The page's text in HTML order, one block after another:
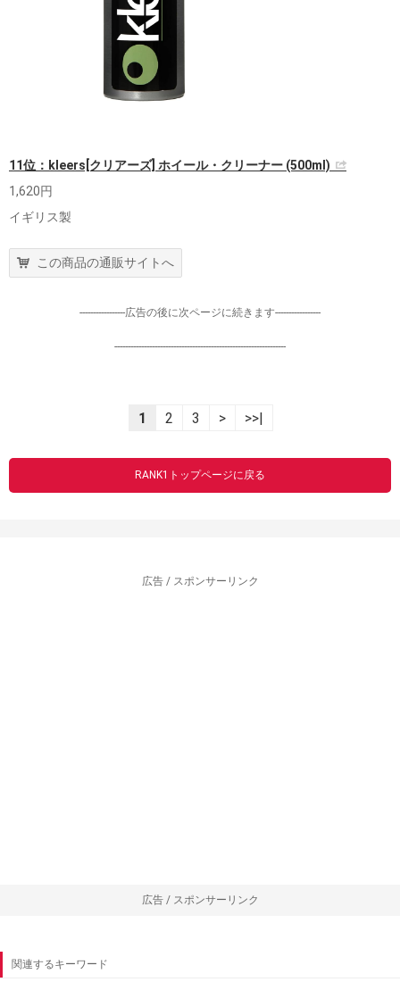
11位：kleers[クリアーズ] ホイール・クリーナー (500ml)
1,620円
イギリス製
この商品の通販サイトへ
-----------------広告の後に次ページに続きます-----------------
----------------------------------------------------------------
1 2 3 > >>|
RANK1トップページに戻る
広告 / スポンサーリンク
広告 / スポンサーリンク
関連するキーワード